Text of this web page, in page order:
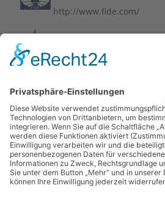
http://www.fide.com/
http://www.schachbund.de/
http://
https://
https://www.chess-